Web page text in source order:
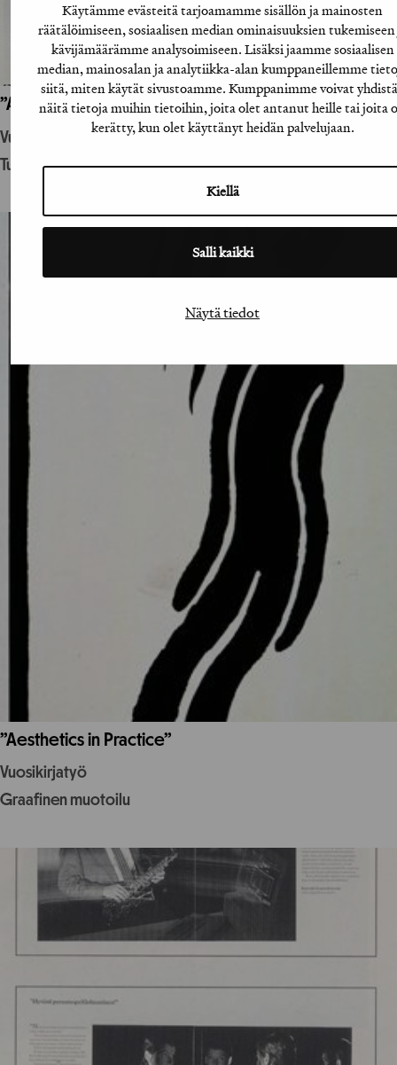
Käytämme evästeitä tarjoamamme sisällön ja mainosten
räätälöimiseen, sosiaalisen median ominaisuuksien
kävijämäärämme analysoimiseen. Lisäksi jaamme sosiaalisen
median, mainosalan ja analytiikka-alan kumppaneillemme
siitä, miten käytät sivustoamme. Kumppanimme voivat
näitä tietoja muihin tietoihin, joita olet antanut heille tai joita
kerätty, kun olet käyttänyt heidän palvelujaan.
Kiellä
Salli kaikki
Näytä tiedot
”A-lehtien suoramainoslähetys”
Vuosikirjatyö
Tuotantohyödykemainonta
”Aesthetics in Practice”
Vuosikirjatyö
Graafinen muotoilu